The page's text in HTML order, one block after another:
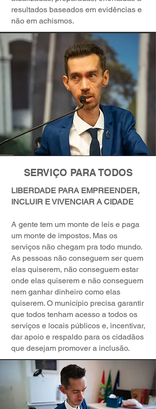
resultados baseados em evidências e
não em achismos.
SERVIÇO PARA TODOS
LIBERDADE PARA EMPREENDER,
INCLUIR E VIVENCIAR A CIDADE
A gente tem um monte de leis e paga
um monte de impostos. Mas os
serviços não chegam pra todo mundo.
As pessoas não conseguem ser quem
elas quiserem, não conseguem estar
onde elas quiserem e não conseguem
nem ganhar dinheiro como elas
quiserem. O município precisa garantir
que todos tenham acesso a todos os
serviços e locais públicos e, incentivar,
dar apoio e respaldo para os cidadãos
que desejam promover a inclusão.